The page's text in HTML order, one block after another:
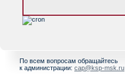
По всем вопросам обращайтесь
к администрации: cap@ksp-msk.ru